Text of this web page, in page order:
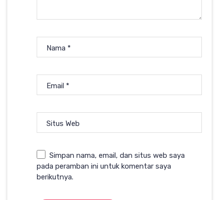
Nama *
Email *
Situs Web
Simpan nama, email, dan situs web saya
pada peramban ini untuk komentar saya
berikutnya.